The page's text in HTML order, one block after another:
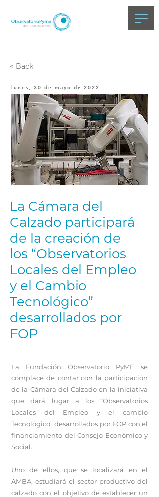
< Back
lunes, 30 de mayo de 2022
La Cámara del
Calzado participará
de la creación de
los “Observatorios
Locales del Empleo
y el Cambio
Tecnológico”
desarrollados por
FOP
La Fundación Observatorio PyME se
complace de contar con la participación
de la Cámara del Calzado en la iniciativa
que dará lugar a los “Observatorios
Locales del Empleo y el cambio
Tecnológico” desarrollados por FOP con el
financiamiento del Consejo Económico y
Social.
Uno de ellos, que se localizará en el
AMBA, estudiará el sector productivo del
calzado con el objetivo de establecer un